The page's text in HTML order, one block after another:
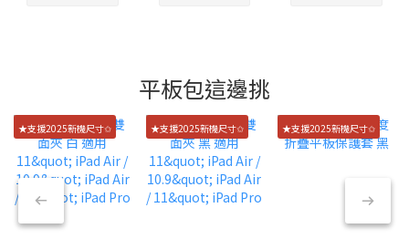
平板包這邊挑
★支援2025新機尺寸✩ ★支援2025新機尺寸✩ ★支援2025新機尺寸✩